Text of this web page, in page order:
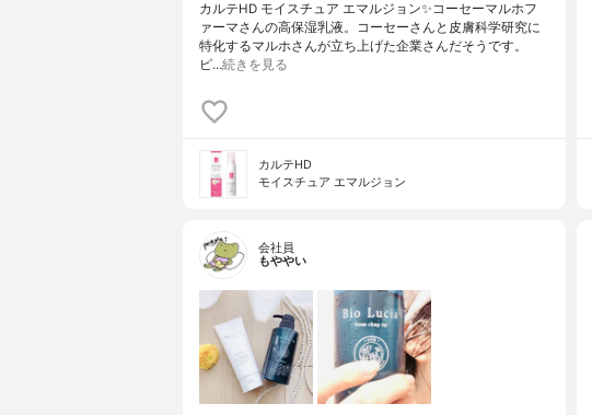
カルテHD モイスチュア エマルジョン✨コーセーマルホフ
ァーマさんの高保湿乳液。コーセーさんと皮膚科学研究に
特化するマルホさんが立ち上げた企業さんだそうです。
ピ…続きを見る
カルテHD
モイスチュア エマルジョン
会社員
もややい